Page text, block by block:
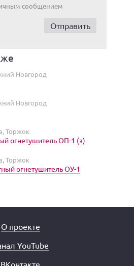
сообщением
Новгород
Новгород
Торжок
огнетушитель ОП-1 (з)
Торжок
огнетушитель ОУ-1
О проекте
YouTube
ВКонтакте